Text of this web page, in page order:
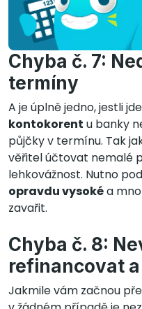
Chyba č. 7:
termíny
A je úplně jedno, jestli
kontokorent u banky
půjčky v termínu. Tak
věřitel účtovat nemalé
lehkovážnost. Nutno
opravdu vysokéa
zavařit.
Chyba č. 8:
refinancovat
Jakmile vám začnou